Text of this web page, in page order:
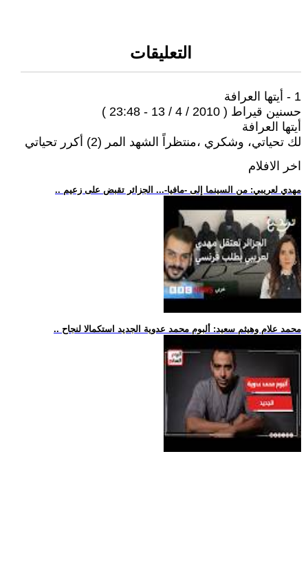
التعليقات
1 - أيتها العرافة
حسنين قيراط ( 2010 / 4 / 13 - 23:48 )
أيتها العرافة
لك تحياتي، وشكري ،منتظراً الشهد المر (2) أكرر تحياتي
اخر الافلام
.. مهدي لعريبي: من السينما إلى -مافيا-... الجزائر تقبض على زعيم
.. محمد علام وهيثم سعيد: ألبوم محمد عدوية الجديد استكمالا لنجاح